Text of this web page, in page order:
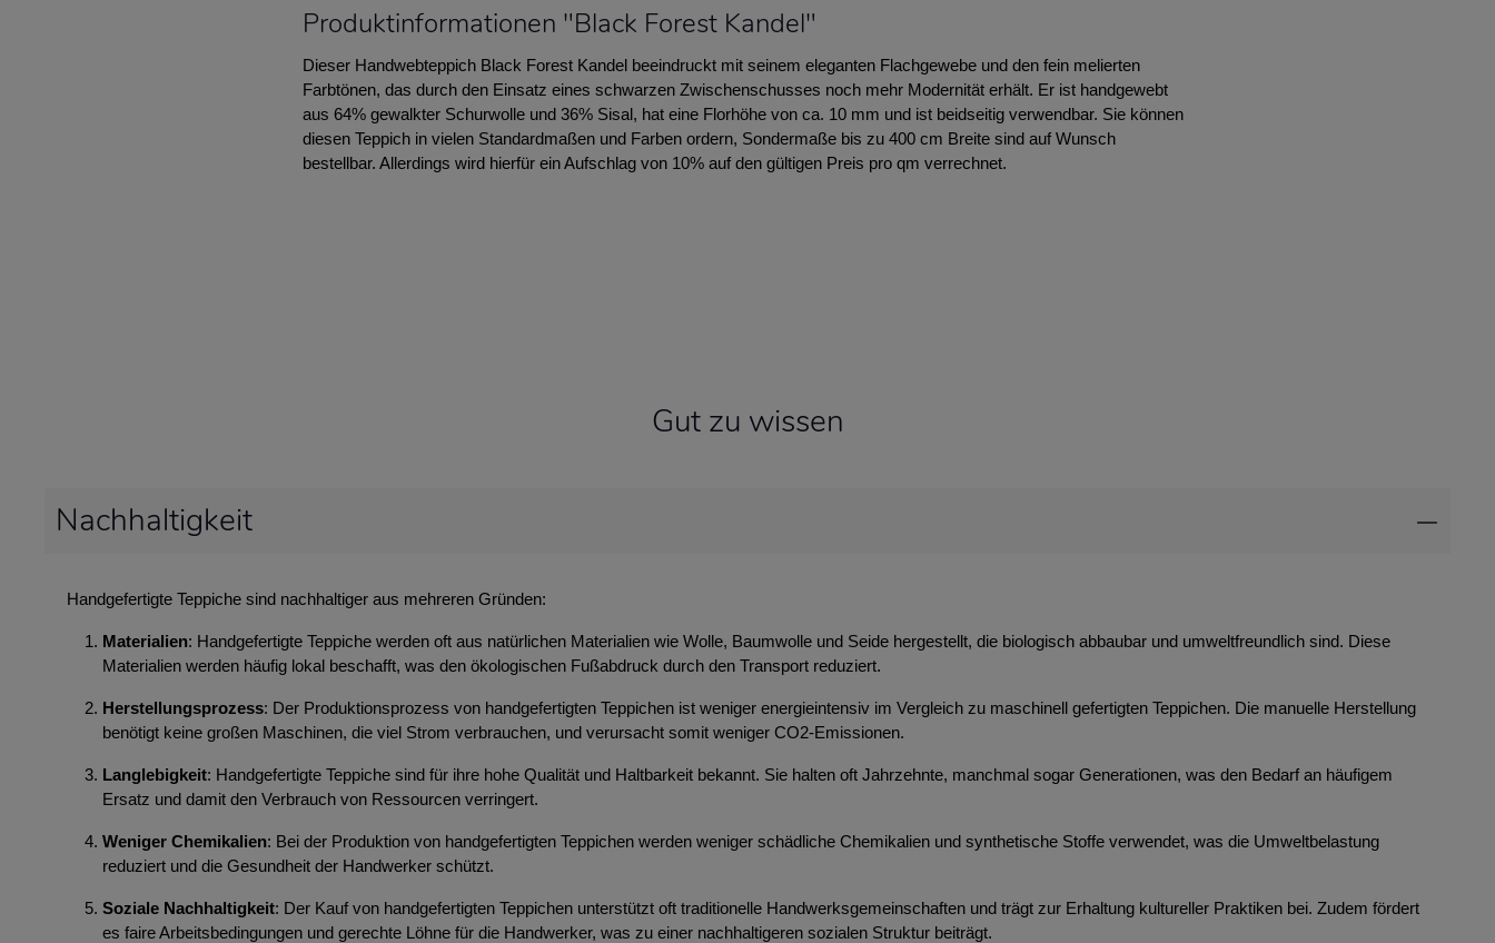
Produktinformationen "Black Forest Kandel"
Dieser Handwebteppich Black Forest Kandel beeindruckt mit seinem eleganten Flachgewebe und den fein melierten
Farbtönen, das durch den Einsatz eines schwarzen Zwischenschusses noch mehr Modernität erhält. Er ist handgewebt
aus 64% gewalkter Schurwolle und 36% Sisal, hat eine Florhöhe von ca. 10 mm und ist beidseitig verwendbar. Sie können
diesen Teppich in vielen Standardmaßen und Farben ordern, Sondermaße bis zu 400 cm Breite sind auf Wunsch
bestellbar. Allerdings wird hierfür ein Aufschlag von 10% auf den gültigen Preis pro qm verrechnet.
Gut zu wissen
Nachhaltigkeit
Handgefertigte Teppiche sind nachhaltiger aus mehreren Gründen:
Materialien: Handgefertigte Teppiche werden oft aus natürlichen Materialien wie Wolle, Baumwolle und Seide hergestellt, die biologisch abbaubar und umweltfreundlich sind. Diese
Materialien werden häufig lokal beschafft, was den ökologischen Fußabdruck durch den Transport reduziert.
Herstellungsprozess: Der Produktionsprozess von handgefertigten Teppichen ist weniger energieintensiv im Vergleich zu maschinell gefertigten Teppichen. Die manuelle Herstellung
benötigt keine großen Maschinen, die viel Strom verbrauchen, und verursacht somit weniger CO2-Emissionen.
Langlebigkeit: Handgefertigte Teppiche sind für ihre hohe Qualität und Haltbarkeit bekannt. Sie halten oft Jahrzehnte, manchmal sogar Generationen, was den Bedarf an häufigem
Ersatz und damit den Verbrauch von Ressourcen verringert.
Weniger Chemikalien: Bei der Produktion von handgefertigten Teppichen werden weniger schädliche Chemikalien und synthetische Stoffe verwendet, was die Umweltbelastung
reduziert und die Gesundheit der Handwerker schützt.
Soziale Nachhaltigkeit: Der Kauf von handgefertigten Teppichen unterstützt oft traditionelle Handwerksgemeinschaften und trägt zur Erhaltung kultureller Praktiken bei. Zudem fördert
es faire Arbeitsbedingungen und gerechte Löhne für die Handwerker, was zu einer nachhaltigeren sozialen Struktur beiträgt.